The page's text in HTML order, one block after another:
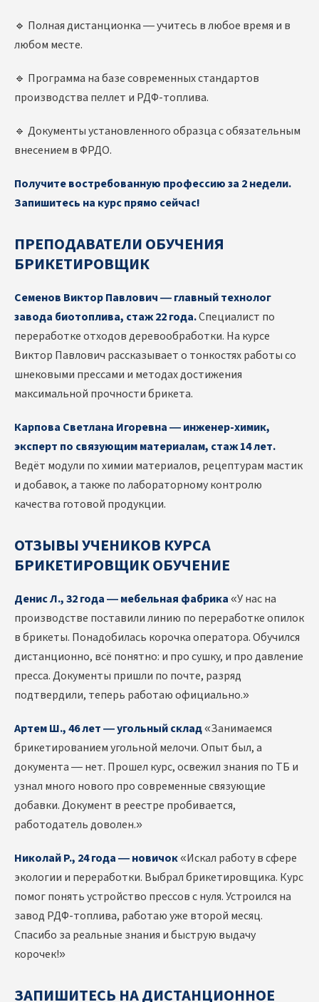
🔹 Полная дистанционка — учитесь в любое время и в
любом месте.
🔹 Программа на базе современных стандартов
производства пеллет и РДФ-топлива.
🔹 Документы установленного образца с обязательным
внесением в ФРДО.
Получите востребованную профессию за 2 недели.
Запишитесь на курс прямо сейчас!
ПРЕПОДАВАТЕЛИ ОБУЧЕНИЯ
БРИКЕТИРОВЩИК
Семенов Виктор Павлович — главный технолог
завода биотоплива, стаж 22 года.Специалист по
переработке отходов деревообработки. На курсе
Виктор Павлович рассказывает о тонкостях работы со
шнековыми прессами и методах достижения
максимальной прочности брикета.
Карпова Светлана Игоревна — инженер-химик,
эксперт по связующим материалам, стаж 14 лет.
Ведёт модули по химии материалов, рецептурам мастик
и добавок, а также по лабораторному контролю
качества готовой продукции.
ОТЗЫВЫ УЧЕНИКОВ КУРСА
БРИКЕТИРОВЩИК ОБУЧЕНИЕ
Денис Л., 32 года — мебельная фабрика«У нас на
производстве поставили линию по переработке опилок
в брикеты. Понадобилась корочка оператора. Обучился
дистанционно, всё понятно: и про сушку, и про давление
пресса. Документы пришли по почте, разряд
подтвердили, теперь работаю официально.»
Артем Ш., 46 лет — угольный склад«Занимаемся
брикетированием угольной мелочи. Опыт был, а
документа — нет. Прошел курс, освежил знания по ТБ и
узнал много нового про современные связующие
добавки. Документ в реестре пробивается,
работодатель доволен.»
Николай Р., 24 года — новичок«Искал работу в сфере
экологии и переработки. Выбрал брикетировщика. Курс
помог понять устройство прессов с нуля. Устроился на
завод РДФ-топлива, работаю уже второй месяц.
Спасибо за реальные знания и быструю выдачу
корочек!»
ЗАПИШИТЕСЬ НА ДИСТАНЦИОННОЕ